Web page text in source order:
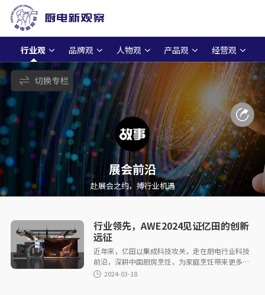
行业观 品牌观 人物观 产品观 经营观
行业百科
展会前沿
赴展会之约，搏行业机遇
行业领先，AWE2024见证亿田的创新
远征
近年来，亿田以集成科技攻关，走在厨电行业科技
前沿，深耕中国厨房烹饪，为家庭烹饪带来更多健
康和乐趣，今年如何布局，有何新突破？从它在此